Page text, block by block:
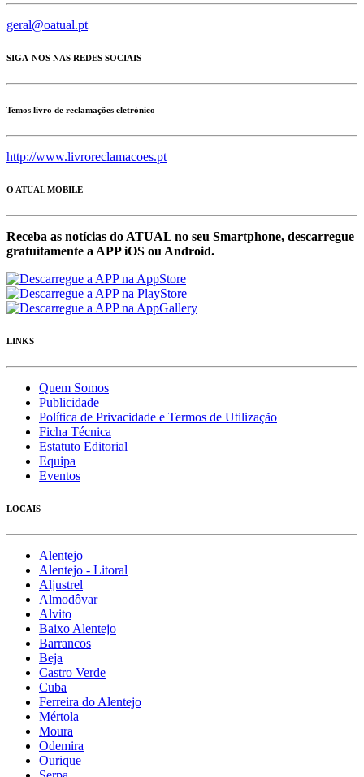
geral@oatual.pt
SIGA-NOS NAS REDES SOCIAIS
Temos livro de reclamações eletrónico
http://www.livroreclamacoes.pt
O ATUAL MOBILE
Receba as notícias do ATUAL no seu Smartphone, descarregue
gratuítamente a APP iOS ou Android.
LINKS
Quem Somos
Publicidade
Política de Privacidade e Termos de Utilização
Ficha Técnica
Estatuto Editorial
Equipa
Eventos
LOCAIS
Alentejo
Alentejo - Litoral
Aljustrel
Almodôvar
Alvito
Baixo Alentejo
Barrancos
Beja
Castro Verde
Cuba
Ferreira do Alentejo
Mértola
Moura
Odemira
Ourique